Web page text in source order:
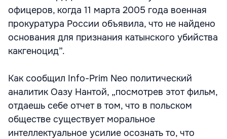
офицеров, когда 11 марта 2005 года военная
прокуратура России объявила, что не найдено
основания для признания катынского убийства
какгеноцид”.
Как сообщил Info-Prim Neo политический
аналитик Оазу Нантой, „посмотрев этот фильм,
отдаешь себе отчет в том, что в польском
обществе существует моральное
интеллектуальное усилие осознать то, что